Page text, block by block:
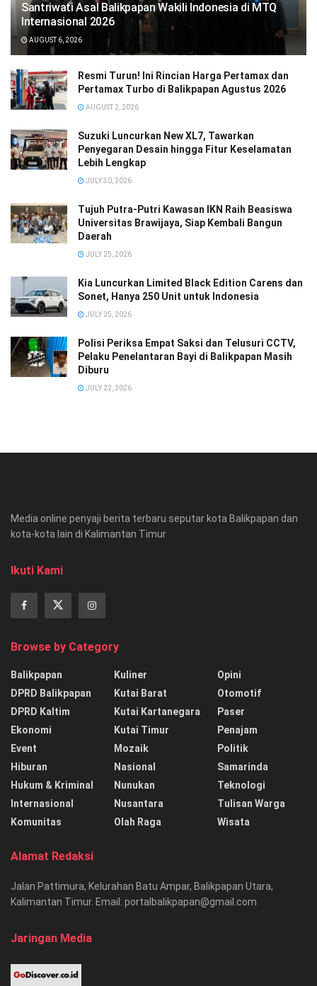
Santriwati Asal Balikpapan Wakili Indonesia di MTQ
Internasional 2026
AUGUST 6, 2026
Resmi Turun! Ini Rincian Harga Pertamax dan
Pertamax Turbo di Balikpapan Agustus 2026
AUGUST 2, 2026
Suzuki Luncurkan New XL7, Tawarkan
Penyegaran Desain hingga Fitur Keselamatan
Lebih Lengkap
JULY 30, 2026
Tujuh Putra-Putri Kawasan IKN Raih Beasiswa
Universitas Brawijaya, Siap Kembali Bangun
Daerah
JULY 25, 2026
Kia Luncurkan Limited Black Edition Carens dan
Sonet, Hanya 250 Unit untuk Indonesia
JULY 25, 2026
Polisi Periksa Empat Saksi dan Telusuri CCTV,
Pelaku Penelantaran Bayi di Balikpapan Masih
Diburu
JULY 22, 2026
Media online penyaji berita terbaru seputar kota Balikpapan dan
kota-kota lain di Kalimantan Timur
Ikuti Kami
Browse by Category
Balikpapan
DPRD Balikpapan
DPRD Kaltim
Ekonomi
Event
Hiburan
Hukum & Kriminal
Internasional
Komunitas
Kuliner
Kutai Barat
Kutai Kartanegara
Kutai Timur
Mozaik
Nasional
Nunukan
Nusantara
Olah Raga
Opini
Otomotif
Paser
Penajam
Politik
Samarinda
Teknologi
Tulisan Warga
Wisata
Alamat Redaksi
Jalan Pattimura, Kelurahan Batu Ampar, Balikpapan Utara,
Kalimantan Timur. Email: portalbalikpapan@gmail.com
Jaringan Media